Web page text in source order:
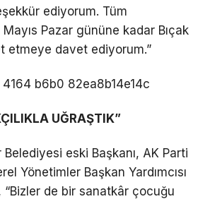
ediyorum. Tüm
Pazar gününe kadar Bıçak
etmeye davet ediyorum.”
UĞRAŞTIK”
eski Başkanı, AK Parti
Yönetimler Başkan Yardımcısı
de bir sanatkâr çocuğu